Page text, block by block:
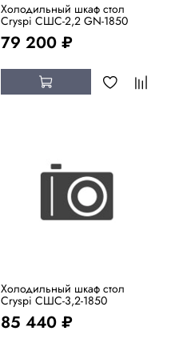
Холодильный шкаф стол
Cryspi СШC-2,2 GN-1850
79 200 ₽
Холодильный шкаф стол
Cryspi СШC-3,2-1850
85 440 ₽